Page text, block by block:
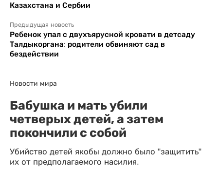
Казахстана и Сербии
Предыдущая новость
Ребенок упал с двухъярусной кровати в детсаду
Талдыкоргана: родители обвиняют сад в
бездействии
Новости мира
Бабушка и мать убили
четверых детей, а затем
покончили с собой
Убийство детей якобы должно было "защитить"
их от предполагаемого насилия.